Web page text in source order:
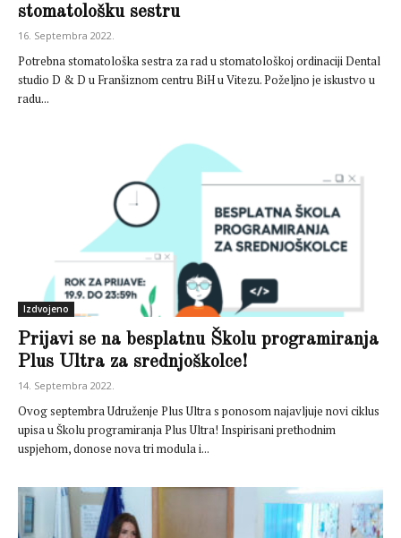
stomatološku sestru
16. Septembra 2022.
Potrebna stomatološka sestra za rad u stomatološkoj ordinaciji Dental
studio D & D u Franšiznom centru BiH u Vitezu. Poželjno je iskustvo u
radu...
Izdvojeno
Prijavi se na besplatnu Školu programiranja
Plus Ultra za srednjoškolce!
14. Septembra 2022.
Ovog septembra Udruženje Plus Ultra s ponosom najavljuje novi ciklus
upisa u Školu programiranja Plus Ultra! Inspirisani prethodnim
uspjehom, donose nova tri modula i...